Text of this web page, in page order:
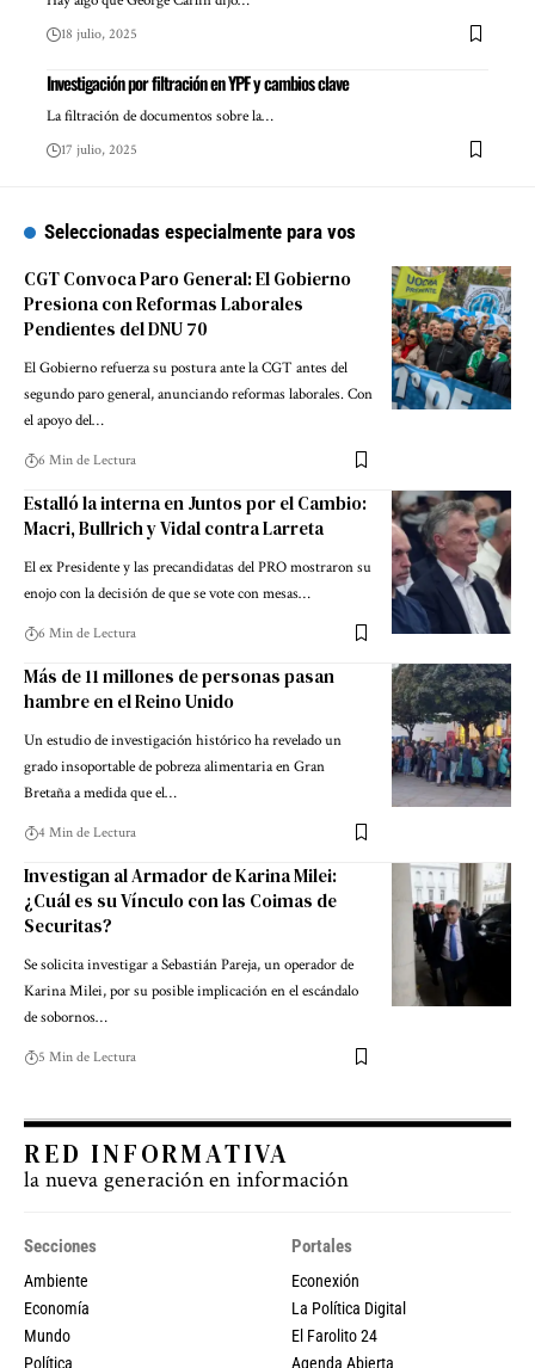
18 julio, 2025
Investigación por filtración en YPF y cambios clave
La filtración de documentos sobre la…
17 julio, 2025
Seleccionadas especialmente para vos
CGT Convoca Paro General: El Gobierno
Presiona con Reformas Laborales
Pendientes del DNU 70
El Gobierno refuerza su postura ante la CGT antes del
segundo paro general, anunciando reformas laborales. Con
el apoyo del…
6 Min de Lectura
Estalló la interna en Juntos por el Cambio:
Macri, Bullrich y Vidal contra Larreta
El ex Presidente y las precandidatas del PRO mostraron su
enojo con la decisión de que se vote con mesas…
6 Min de Lectura
Más de 11 millones de personas pasan
hambre en el Reino Unido
Un estudio de investigación histórico ha revelado un
grado insoportable de pobreza alimentaria en Gran
Bretaña a medida que el…
4 Min de Lectura
Investigan al Armador de Karina Milei:
¿Cuál es su Vínculo con las Coimas de
Securitas?
Se solicita investigar a Sebastián Pareja, un operador de
Karina Milei, por su posible implicación en el escándalo
de sobornos…
5 Min de Lectura
RED INFORMATIVA
la nueva generación en información
Secciones
Ambiente
Economía
Mundo
Política
Portales
Econexión
La Política Digital
El Farolito 24
Agenda Abierta